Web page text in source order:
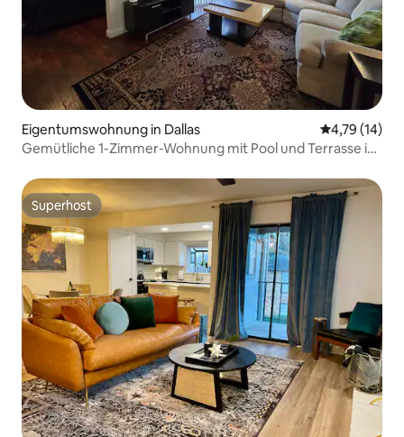
Eigentumswohnung in Dallas
4,79 (14)
Gemütliche 1-Zimmer-Wohnung mit Pool und Terrasse in
Superhost
Superhost